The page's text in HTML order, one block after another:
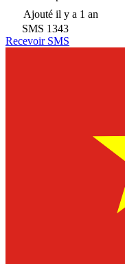
Ajouté il y a 1 an
SMS 1343
Recevoir SMS